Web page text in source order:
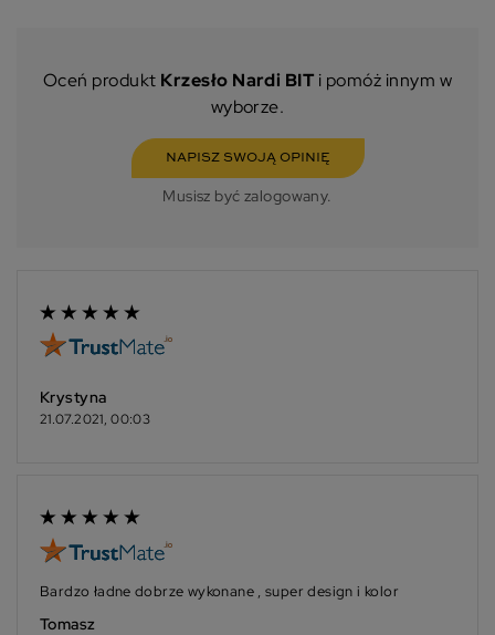
Oceń produkt Krzesło Nardi BIT i pomóż innym w
wyborze.
NAPISZ SWOJĄ OPINIĘ
Musisz być zalogowany.
Krystyna
21.07.2021, 00:03
Bardzo ładne dobrze wykonane , super design i kolor
Tomasz